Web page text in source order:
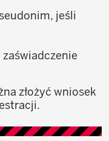
jeśli
złożyć wniosek